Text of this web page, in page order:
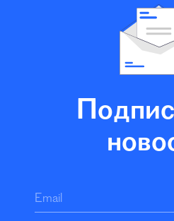
Email